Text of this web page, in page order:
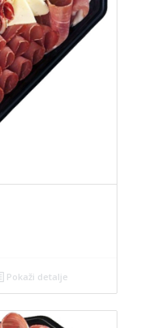
Pokaži detalje